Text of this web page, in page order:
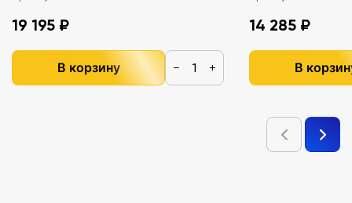
19 195 ₽
В корзину − +
14 285 ₽
В